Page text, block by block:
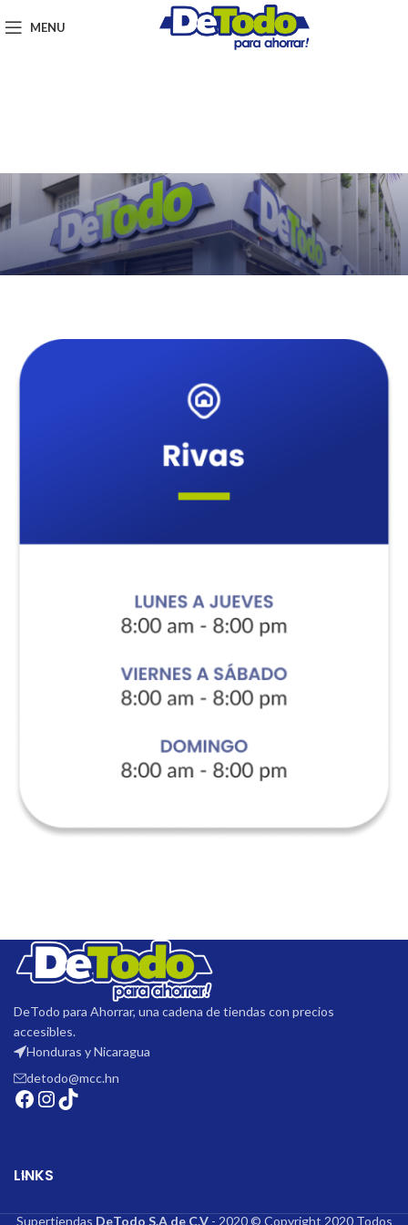
MENU
DeTodo para Ahorrar, una cadena de tiendas con precios
accesibles.
Honduras y Nicaragua
detodo@mcc.hn
LINKS
Supertiendas DeTodo S.A de C.V - 2020 © Copyright 2020 Todos